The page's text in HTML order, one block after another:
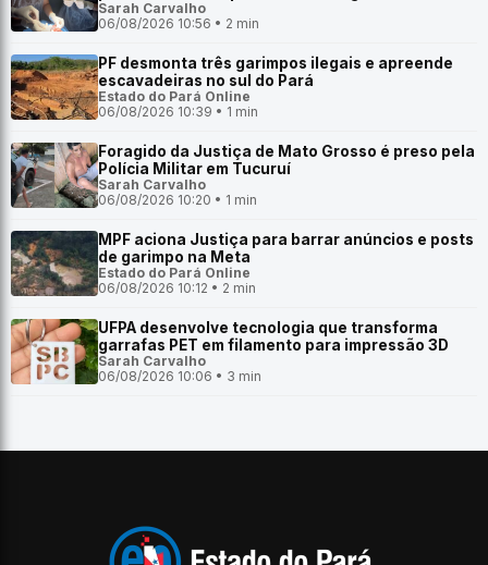
Sarah Carvalho
06/08/2026 10:56 • 2 min
PF desmonta três garimpos ilegais e apreende
escavadeiras no sul do Pará
Estado do Pará Online
06/08/2026 10:39 • 1 min
Foragido da Justiça de Mato Grosso é preso pela
Polícia Militar em Tucuruí
Sarah Carvalho
06/08/2026 10:20 • 1 min
MPF aciona Justiça para barrar anúncios e posts
de garimpo na Meta
Estado do Pará Online
06/08/2026 10:12 • 2 min
UFPA desenvolve tecnologia que transforma
garrafas PET em filamento para impressão 3D
Sarah Carvalho
06/08/2026 10:06 • 3 min